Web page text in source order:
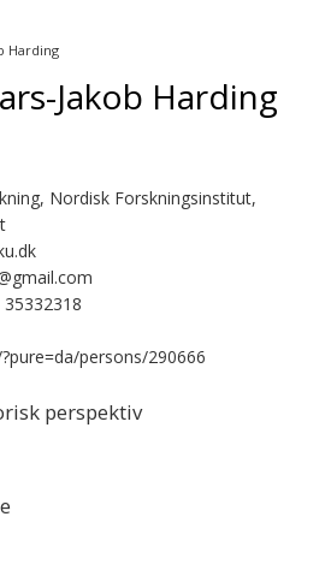
Harding
Jakob Harding
Nordisk Forskningsinstitut,
35332318
persons/290666
perspektiv